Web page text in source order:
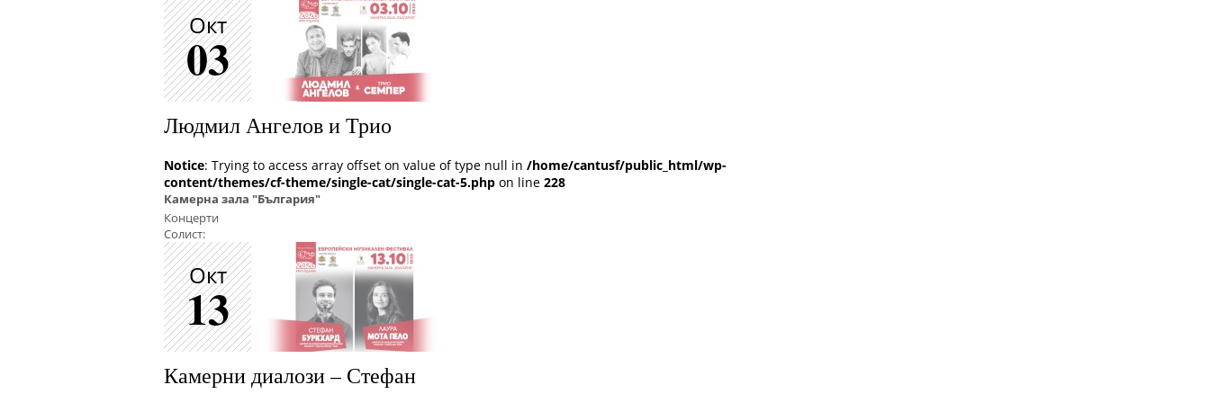
Окт
03
Людмил Ангелов и Трио
Notice: Trying to access array offset on value of type null in /home/cantusf/public_html/wp-
content/themes/cf-theme/single-cat/single-cat-5.php on line 228
Камерна зала "България"
Концерти
Солист:
Окт
13
Камерни диалози – Стефан